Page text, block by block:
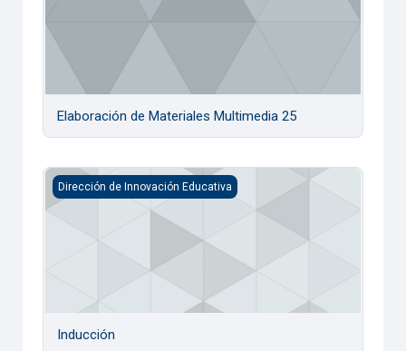
Elaboración de Materiales Multimedia 25
Inducción
Dirección de Innovación Educativa
Inducción